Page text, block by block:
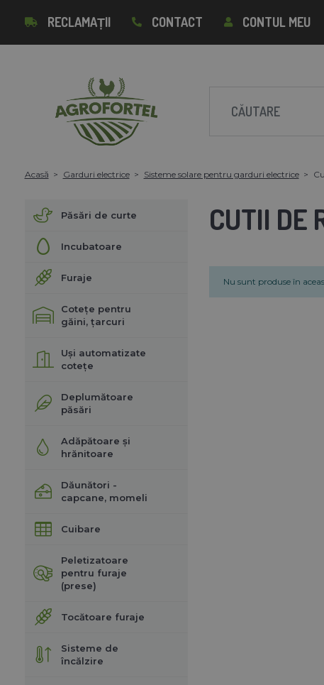
RECLAMAȚII CONTACT CONTUL MEU
Acasă Garduri electrice Sisteme solare pentru garduri electrice
Păsări de curte
Incubatoare
Furaje
Cotețe pentru
găini, țarcuri
Uși automatizate
cotețe
Deplumătoare
păsări
Adăpătoare și
hrănitoare
Dăunători -
capcane, momeli
Cuibare
Peletizatoare
pentru furaje
(prese)
Tocătoare furaje
Sisteme de
încălzire
CUTII DE
Nu sunt produse în